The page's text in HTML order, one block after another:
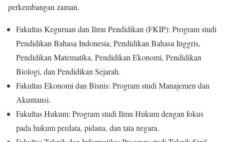
perkembangan zaman.
Fakultas Keguruan dan Ilmu Pendidikan (FKIP): Program studi
Pendidikan Bahasa Indonesia, Pendidikan Bahasa Inggris,
Pendidikan Matematika, Pendidikan Ekonomi, Pendidikan
Biologi, dan Pendidikan Sejarah.
Fakultas Ekonomi dan Bisnis: Program studi Manajemen dan
Akuntansi.
Fakultas Hukum: Program studi Ilmu Hukum dengan fokus
pada hukum perdata, pidana, dan tata negara.